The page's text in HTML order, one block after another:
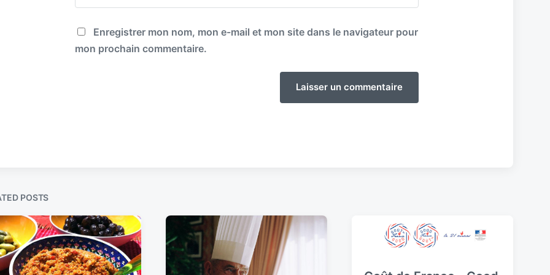
Enregistrer mon nom, mon e-mail et mon site dans le navigateur pour
mon prochain commentaire.
POSTS